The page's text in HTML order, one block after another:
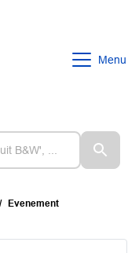
Menu
Evenement